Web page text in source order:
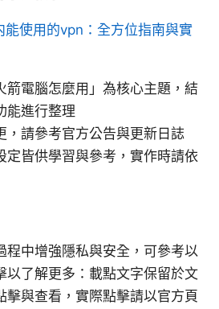
能使用的vpn：全方位指南與實
箭電腦怎麼用」為核心主題，結
能進行整理
，請參考官方公告與更新日誌
定皆供學習與參考，實作時請依
程中增強隱私與安全，可參考以
以了解更多：載點文字保留於文
擊與查看，實際點擊請以官方頁